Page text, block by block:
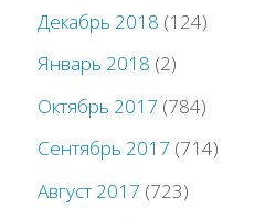
Декабрь 2018 (124)
Январь 2018 (2)
Октябрь 2017 (784)
Сентябрь 2017 (714)
Август 2017 (723)